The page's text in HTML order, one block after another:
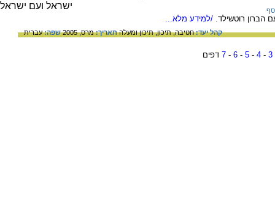
הברון רוטשילד. /למידע מלא...
קהל יעד:חטיבה,תיכון,תיכון ומעלהתאריך:מרס, 2005 שפה:עברית
3
-
4
-
5
-
6
-
7 דפים